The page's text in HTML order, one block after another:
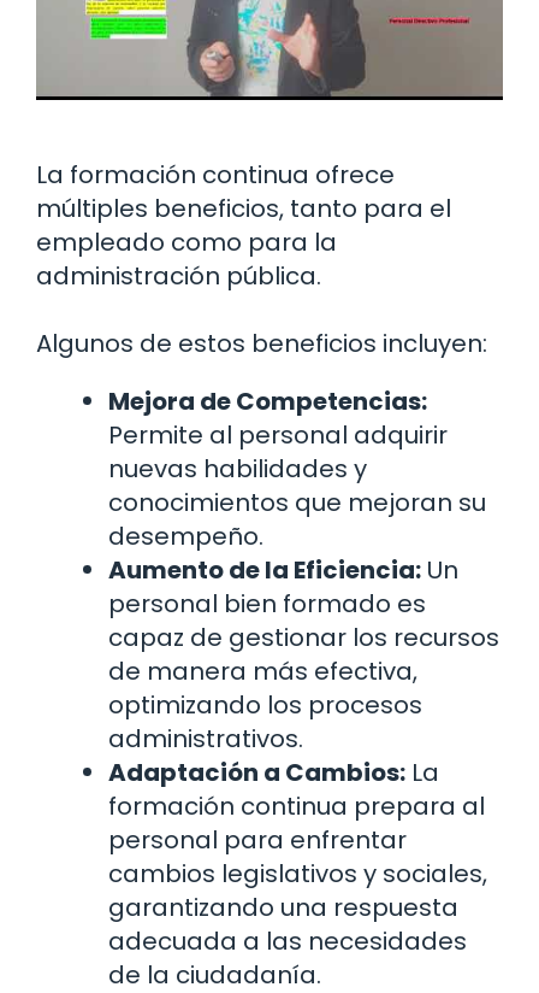
La formación continua ofrece
múltiples beneficios, tanto para el
empleado como para la
administración pública.
Algunos de estos beneficios incluyen:
Mejora de Competencias:
Permite al personal adquirir
nuevas habilidades y
conocimientos que mejoran su
desempeño.
Aumento de la Eficiencia: Un
personal bien formado es
capaz de gestionar los recursos
de manera más efectiva,
optimizando los procesos
administrativos.
Adaptación a Cambios: La
formación continua prepara al
personal para enfrentar
cambios legislativos y sociales,
garantizando una respuesta
adecuada a las necesidades
de la ciudadanía.